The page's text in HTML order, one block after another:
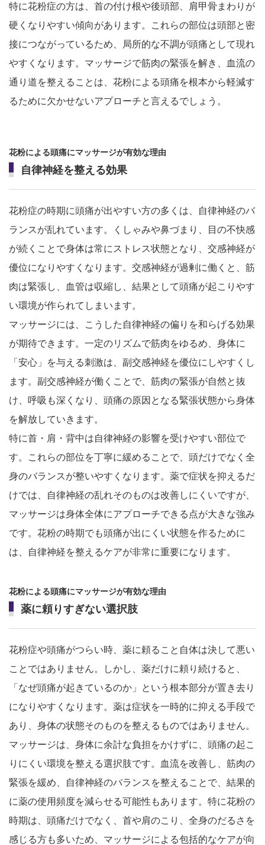
特に花粉症の方は、首の付け根や後頭部、肩甲骨まわりが
硬くなりやすい傾向があります。これらの部位は頭部と密
接につながっているため、局所的な不調が頭痛として現れ
やすくなります。マッサージで筋肉の緊張を解き、血流の
通り道を整えることは、花粉による頭痛を根本から軽減す
るために欠かせないアプローチと言えるでしょう。
花粉による頭痛にマッサージが有効な理由
自律神経を整える効果
花粉症の時期に頭痛が出やすい方の多くは、自律神経のバ
ランスが乱れています。くしゃみや鼻づまり、目の不快感
が続くことで身体は常にストレス状態となり、交感神経が
優位になりやすくなります。交感神経が過剰に働くと、筋
肉は緊張し、血管は収縮し、結果として頭痛が起こりやす
い環境が作られてしまいます。
マッサージには、こうした自律神経の偏りを和らげる効果
が期待できます。一定のリズムで筋肉をゆるめ、身体に
「安心」を与える刺激は、副交感神経を優位にしやすくし
ます。副交感神経が働くことで、筋肉の緊張が自然と抜
け、呼吸も深くなり、頭痛の原因となる緊張状態から身体
を解放していきます。
特に首・肩・背中は自律神経の影響を受けやすい部位で
す。これらの部位を丁寧に緩めることで、頭だけでなく全
身のバランスが整いやすくなります。薬で症状を抑えるだ
けでは、自律神経の乱れそのものは改善しにくいですが、
マッサージは身体全体にアプローチできる点が大きな強み
です。花粉の時期でも頭痛が出にくい状態を作るために
は、自律神経を整えるケアが非常に重要になります。
花粉による頭痛にマッサージが有効な理由
薬に頼りすぎない選択肢
花粉症や頭痛がつらい時、薬に頼ること自体は決して悪い
ことではありません。しかし、薬だけに頼り続けると、
「なぜ頭痛が起きているのか」という根本部分が置き去り
になりやすくなります。薬は症状を一時的に抑える手段で
あり、身体の状態そのものを整えるものではありません。
マッサージは、身体に余計な負担をかけずに、頭痛の起こ
りにくい環境を整える選択肢です。血流を改善し、筋肉の
緊張を緩め、自律神経のバランスを整えることで、結果的
に薬の使用頻度を減らせる可能性もあります。特に花粉の
時期は、頭痛だけでなく、首や肩のこり、全身のだるさを
感じる方も多いため、マッサージによる包括的なケアが向